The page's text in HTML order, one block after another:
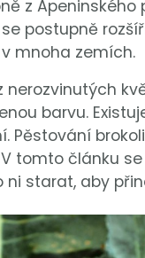
z Apeninského
postupně
mnoha zemích.
nerozvinutých
barvu.
Pěstování
tomto článku
starat, aby